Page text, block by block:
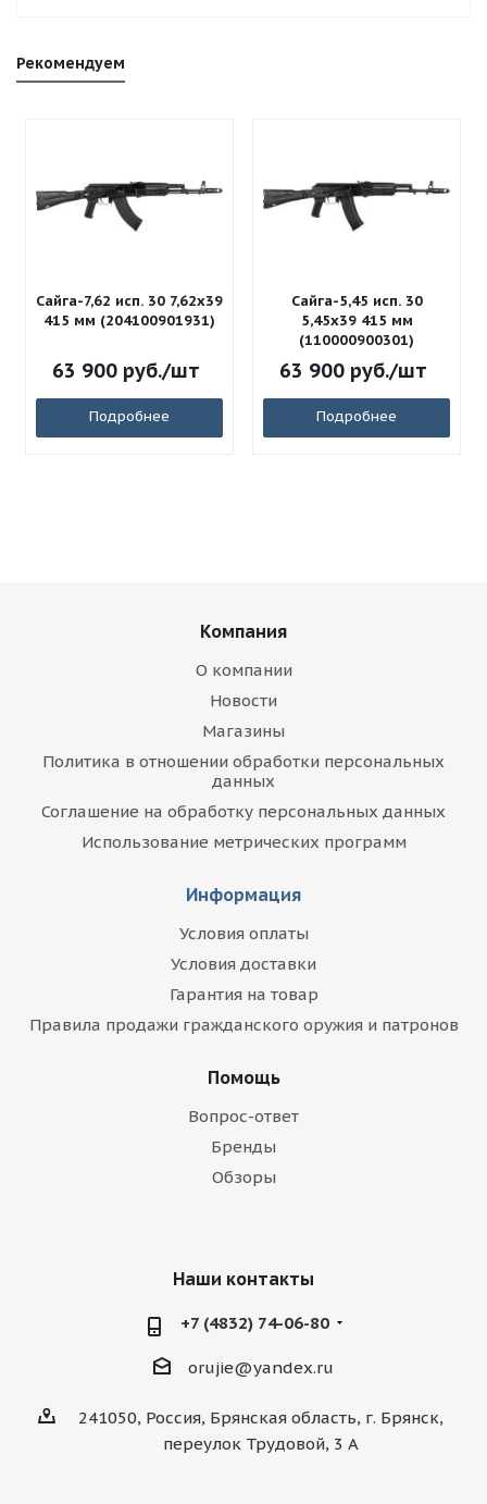
Рекомендуем
Сайга-7,62 исп. 30 7,62x39
415 мм (204100901931)
63 900руб./шт
Подробнее
Сайга-5,45 исп. 30
5,45x39 415 мм
(110000900301)
63 900руб./шт
Подробнее
Компания
О компании
Новости
Магазины
Политика в отношении обработки персональных
данных
Соглашение на обработку персональных данных
Использование метрических программ
Информация
Условия оплаты
Условия доставки
Гарантия на товар
Правила продажи гражданского оружия и патронов
Помощь
Вопрос-ответ
Бренды
Обзоры
Наши контакты
+7 (4832) 74-06-80
orujie@yandex.ru
241050, Россия, Брянская область, г. Брянск,
переулок Трудовой, 3 А